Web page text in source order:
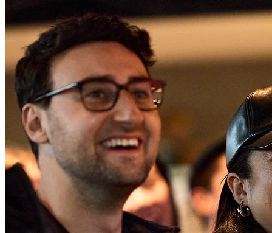
6億ドルの買収提案を辞退